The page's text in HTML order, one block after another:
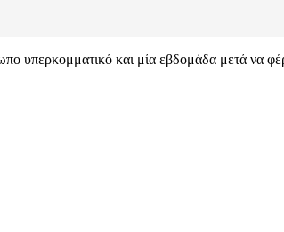
υπερκομματικό και μία εβδομάδα μετά να